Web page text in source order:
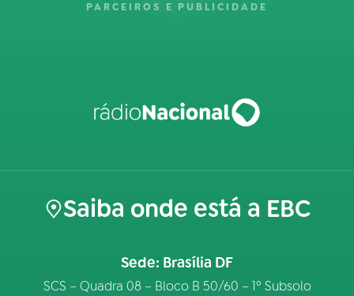
PARCEIROS E PUBLICIDADE
Saiba onde está a EBC
Sede: Brasília DF
SCS – Quadra 08 – Bloco B 50/60 – 1º Subsolo